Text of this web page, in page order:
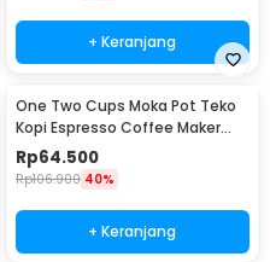
+ Keranjang
One Two Cups Moka Pot Teko
Kopi Espresso Coffee Maker
Stovetop 2 Cup 100ml - Z21
Rp64.500
Rp106.900 40%
+ Keranjang